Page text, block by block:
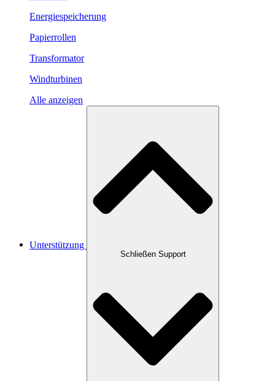
Energiespeicherung
Papierrollen
Transformator
Windturbinen
Alle anzeigen
Unterstützung
Schließen Support